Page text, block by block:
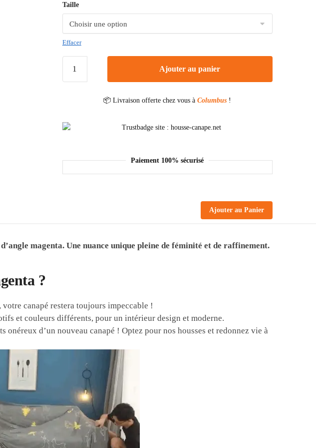
Taille
Effacer
Ajouter au panier
📦 Livraison offerte chez vous àColumbus !
Paiement 100% sécurisé
Ajouter au Panier
magenta. Une nuance unique pleine de féminité et de raffinement.
?
canapé restera toujours impeccable !
et couleurs différents, pour un intérieur design et moderne.
onéreux d’un nouveau canapé ! Optez pour nos housses et redonnez vie à